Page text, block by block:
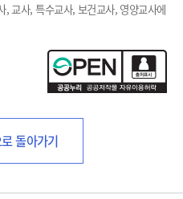
교사, 특수교사, 보건교사, 영양교사에
돌아가기